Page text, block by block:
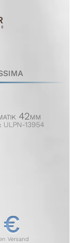
42mm
ULPN-13954
Versand